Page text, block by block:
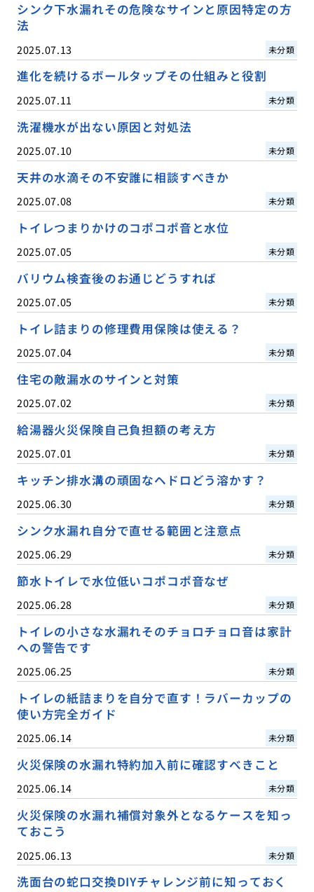
シンク下水漏れその危険なサインと原因特定の方
法
2025.07.13 未分類
進化を続けるボールタップその仕組みと役割
2025.07.11 未分類
洗濯機水が出ない原因と対処法
2025.07.10 未分類
天井の水滴その不安誰に相談すべきか
2025.07.08 未分類
トイレつまりかけのコポコポ音と水位
2025.07.05 未分類
バリウム検査後のお通じどうすれば
2025.07.05 未分類
トイレ詰まりの修理費用保険は使える？
2025.07.04 未分類
住宅の敵漏水のサインと対策
2025.07.02 未分類
給湯器火災保険自己負担額の考え方
2025.07.01 未分類
キッチン排水溝の頑固なヘドロどう溶かす？
2025.06.30 未分類
シンク水漏れ自分で直せる範囲と注意点
2025.06.29 未分類
節水トイレで水位低いコポコポ音なぜ
2025.06.28 未分類
トイレの小さな水漏れそのチョロチョロ音は家計
への警告です
2025.06.25 未分類
トイレの紙詰まりを自分で直す！ラバーカップの
使い方完全ガイド
2025.06.14 未分類
火災保険の水漏れ特約加入前に確認すべきこと
2025.06.14 未分類
火災保険の水漏れ補償対象外となるケースを知っ
ておこう
2025.06.13 未分類
洗面台の蛇口交換DIYチャレンジ前に知っておく